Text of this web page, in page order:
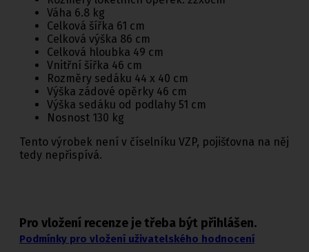
Váha 6.8 kg
Celková šířka 61 cm
Celková výška 86 cm
Celková hloubka 49 cm
Vnitřní šířka 46 cm
Rozměry sedáku 44 x 40 cm
Výška zádové opěrky 46 cm
Výška sedáku od podlahy 51 cm
Nosnost 130 kg
Tento výrobek není v číselníku VZP, pojišťovna na něj
tedy nepřispívá.
Pro vložení recenze je třeba být přihlášen.
Podmínky pro vložení uživatelského hodnocení